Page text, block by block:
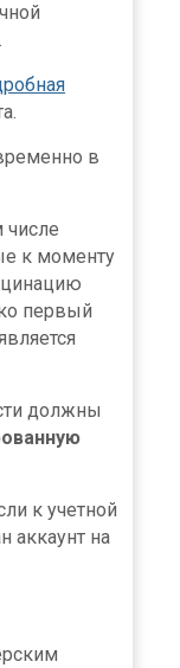
в
числе
к моменту
первый
должны
к учетной
аккаунт на